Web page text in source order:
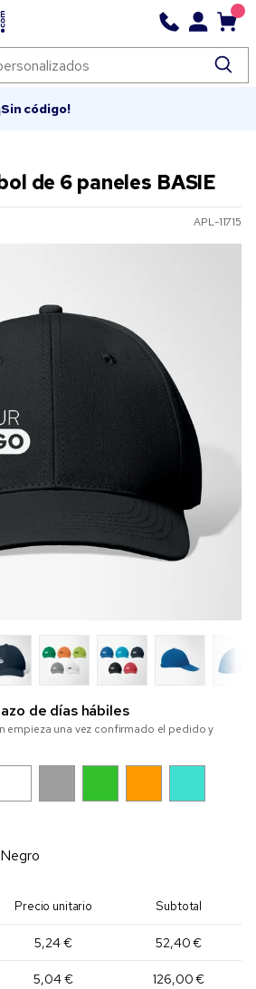
código!
de 6 paneles BASIE
APL-11715
de días hábiles
empieza una vez confirmado el pedido y
Negro
Precio unitario Subtotal
5,24 € 52,40 €
5,04 € 126,00 €